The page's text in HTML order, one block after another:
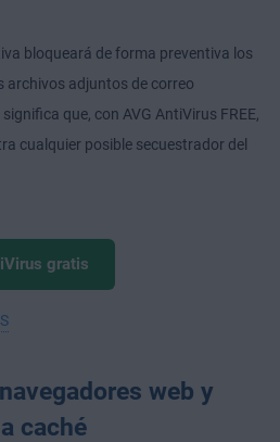
bloqueará de forma preventiva los
archivos adjuntos de correo
que, con AVG AntiVirus FREE,
cualquier posible secuestrador del
gratis
web y
caché